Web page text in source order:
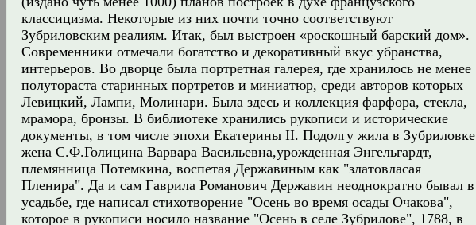
классицизма. Некоторые из них почти точно соответствуют
Зубриловским реалиям. Итак, был выстроен «роскошный барский дом».
Современники отмечали богатство и декоративный вкус убранства,
интерьеров. Во дворце была портретная галерея, где хранилось не менее
полутораста старинных портретов и миниатюр, среди авторов которых
Левицкий, Лампи, Молинари. Была здесь и коллекция фарфора, стекла,
мрамора, бронзы. В библиотеке хранились рукописи и исторические
документы, в том числе эпохи Екатерины II. Подолгу жила в Зубриловке
жена С.Ф.Голицина Варвара Васильевна,урожденная Энгельгардт,
племянница Потемкина, воспетая Державиным как "златовласая
Пленира". Да и сам Гаврила Романович Державин неоднократно бывал в
усадьбе, где написал стихотворение "Осень во время осады Очакова",
которое в рукописи носило название "Осень в селе Зубрилове", 1788, в